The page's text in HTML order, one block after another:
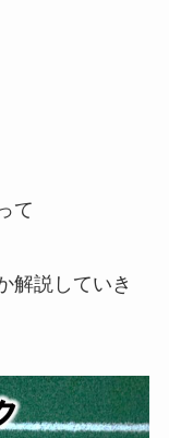
て
解説していき